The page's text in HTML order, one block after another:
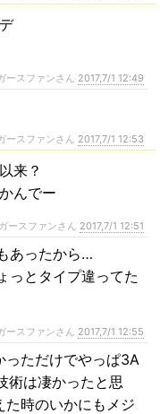
スファンさん 2017,7/1 12:49
スファンさん 2017,7/1 12:53
来？
んでー
ースファンさん 2017,7/1 12:51
あったから…
っとタイプ違ってた
スファンさん 2017,7/1 12:55
っただけでやっぱ3A
術は凄かったと思
た時のいかにもメジ